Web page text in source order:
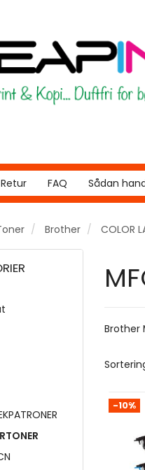
FAQ Sådan
Brother COLOR
Brother
-10%